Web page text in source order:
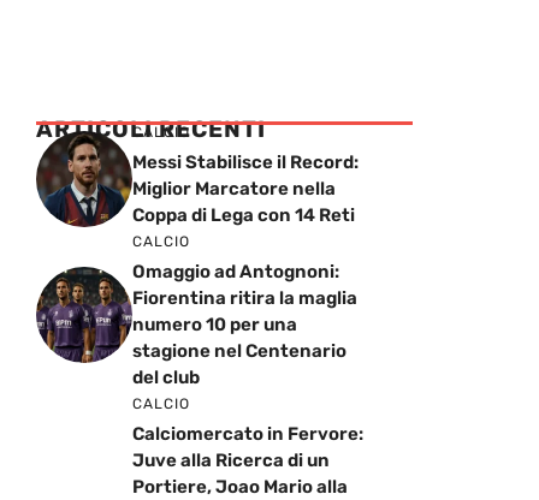
ARTICOLI RECENTI
CALCIO
Messi Stabilisce il Record:
Miglior Marcatore nella
Coppa di Lega con 14 Reti
CALCIO
Omaggio ad Antognoni:
Fiorentina ritira la maglia
numero 10 per una
stagione nel Centenario
del club
CALCIO
Calciomercato in Fervore:
Juve alla Ricerca di un
Portiere, Joao Mario alla